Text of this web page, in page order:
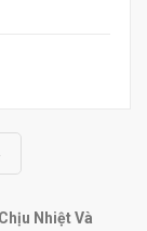
Nhiệt Và